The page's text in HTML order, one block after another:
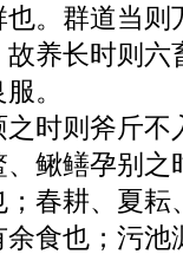
。群道当
养长时则
。
时则斧斤不
鳅鳝孕别之
春耕、夏耘
食也；污池